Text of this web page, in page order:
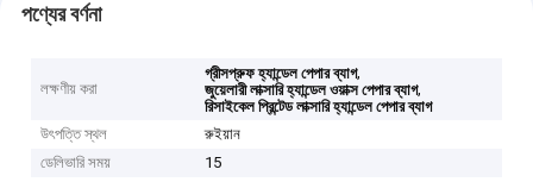
পণ্যের বর্ণনা
লক্ষণীয় করা
গ্রীসপ্রুফ হ্যান্ডেল পেপার ব্যাগ,
জুয়েলারী লাক্সারি হ্যান্ডেল ওয়াক্স পেপার ব্যাগ,
রিসাইকেল প্রিন্টেড লাক্সারি হ্যান্ডেল পেপার ব্যাগ
উৎপত্তি স্থল
রুইয়ান
ডেলিভারি সময়
15